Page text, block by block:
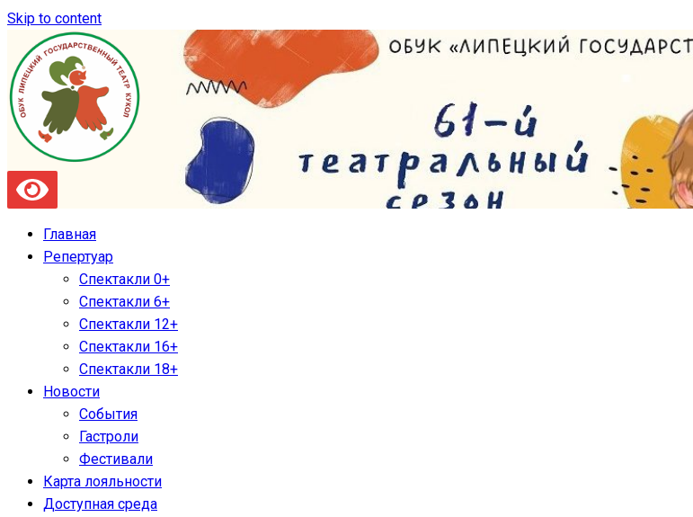
Skip to content
Главная
Репертуар
Спектакли 0+
Спектакли 6+
Спектакли 12+
Спектакли 16+
Спектакли 18+
Новости
События
Гастроли
Фестивали
Карта лояльности
Доступная среда